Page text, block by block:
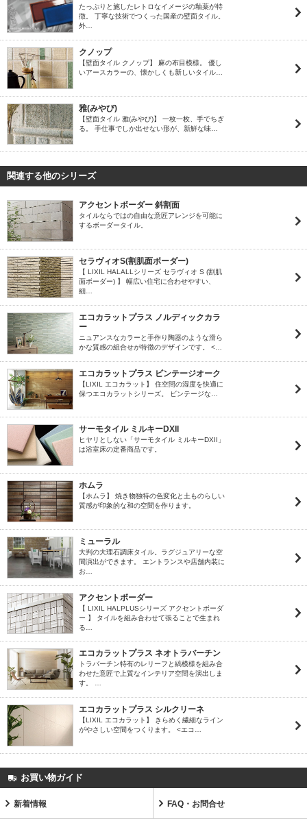
たっぷりと施したレトロなイメージの釉薬が特
徴。 丁寧な技術でつくった国産の壁面タイル。
外…
クノップ
【壁面タイル クノップ】 麻の布目模様。 優し
いアースカラーの、懐かしくも新しいタイル…
雅(みやび)
【壁面タイル 雅(みやび)】 一枚一枚、手でちぎ
る。 手仕事でしか出せない形が、新鮮な味…
関連する他のシリーズ
アクセントボーダー 斜割面
タイルならではの自由な意匠アレンジを可能に
するボーダータイル。
セラヴィオS(割肌面ボーダー)
【 LIXIL HALALLシリーズ セラヴィオ S (割肌
面ボーダー) 】 幅広い住宅に合わせやすい、
細…
エコカラットプラス ノルディックカラ
ー
ニュアンスなカラーと手作り陶器のような滑ら
かな質感の組合せが特徴のデザインです。 <…
エコカラットプラス ビンテージオーク
【LIXIL エコカラット】 住空間の湿度を快適に
保つエコカラットシリーズ。 ビンテージな…
サーモタイル ミルキーDXII
ヒヤリとしない「サーモタイル ミルキーDXII」
は浴室床の定番商品です。
ホムラ
【ホムラ】 焼き物独特の色変化と土ものらしい
質感が印象的な和の空間を作ります。
ミューラル
大判の大理石調床タイル。ラグジュアリーな空
間演出ができます。 エントランスや店舗内装に
お…
アクセントボーダー
【 LIXIL HALPLUSシリーズ アクセントボーダ
ー 】 タイルを組み合わせて張ることで生まれ
る…
エコカラットプラス ネオトラバーチン
トラバーチン特有のレリーフと縞模様を組み合
わせた意匠で上質なインテリア空間を演出しま
す。 …
エコカラットプラス シルクリーネ
【LIXIL エコカラット】 きらめく繊細なライン
がやさしい空間をつくります。 <エコ…
お買い物ガイド
新着情報 FAQ・お問合せ